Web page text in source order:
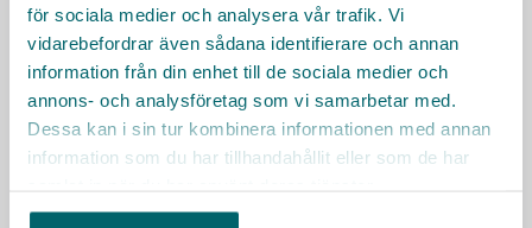
för sociala medier och analysera vår trafik. Vi
vidarebefordrar även sådana identifierare och annan
information från din enhet till de sociala medier och
annons- och analysföretag som vi samarbetar med.
Dessa kan i sin tur kombinera informationen med annan
information som du har tillhandahållit eller som de har
08-124 571 00
Sociala medier